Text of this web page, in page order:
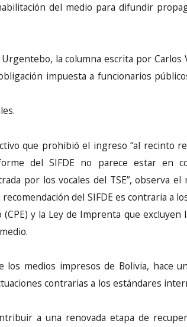
del medio para difundir
la columna escrita por Carlos
impuesta a funcionarios
que prohibió el ingreso “al recinto
del SIFDE no parece estar en
por los vocales del TSE”, observa el
recomendación del SIFDE es contraria a
y la Ley de Imprenta que
los medios impresos de Bolivia, hace
contrarias a los estándares
a una renovada etapa de